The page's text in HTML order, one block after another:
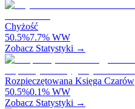
Chyżość
50.5%7.7% WW
Zobacz Statystyki →
Rozpieczętowana Księga Czarów
50.5%0.1% WW
Zobacz Statystyki →